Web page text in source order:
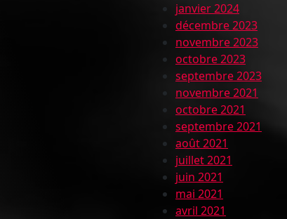
janvier 2024
décembre 2023
novembre 2023
octobre 2023
septembre 2023
novembre 2021
octobre 2021
septembre 2021
août 2021
juillet 2021
juin 2021
mai 2021
avril 2021